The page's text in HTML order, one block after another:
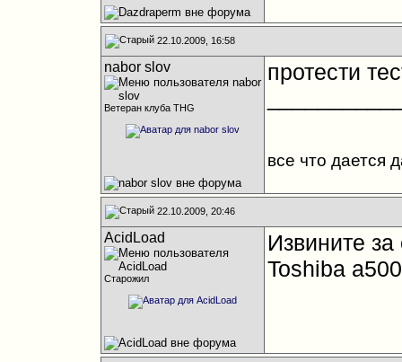
22.10.2009, 16:58
nabor slov
Ветеран клуба THG
протести
все что дается
22.10.2009, 20:46
AcidLoad
Старожил
Извините
Toshiba